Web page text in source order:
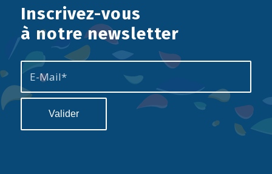
Inscrivez-vous
à notre newsletter